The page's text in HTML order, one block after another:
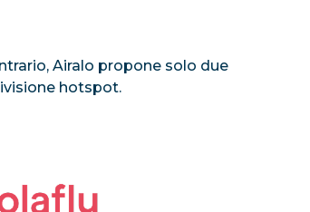
Airalo propone solo due
hotspot.